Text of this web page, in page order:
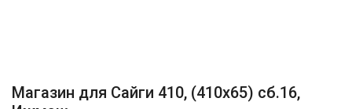
Магазин для Сайги 410, (410х65) сб.16,